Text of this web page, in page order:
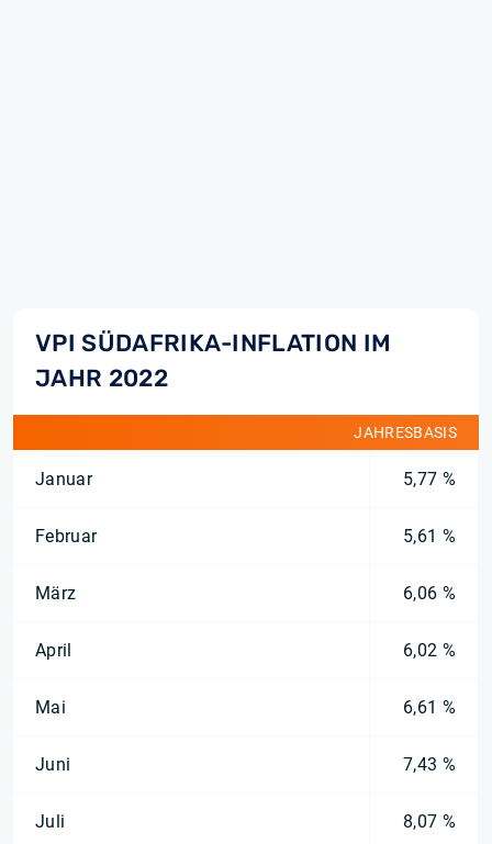
VPI SÜDAFRIKA-INFLATION IM
JAHR 2022
JAHRESBASIS
Januar 5,77 %
Februar 5,61 %
März 6,06 %
April 6,02 %
Mai 6,61 %
Juni 7,43 %
Juli 8,07 %